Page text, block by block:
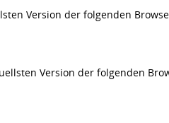
Version der folgenden
Version der folgenden